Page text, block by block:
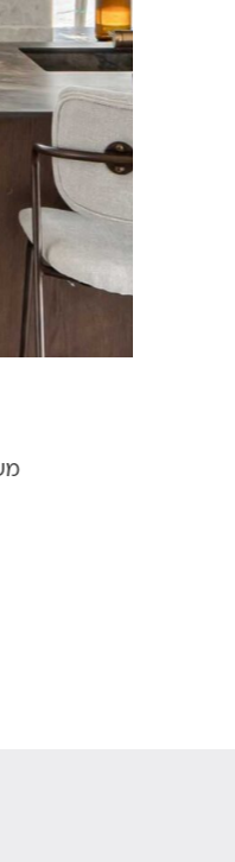
משרד